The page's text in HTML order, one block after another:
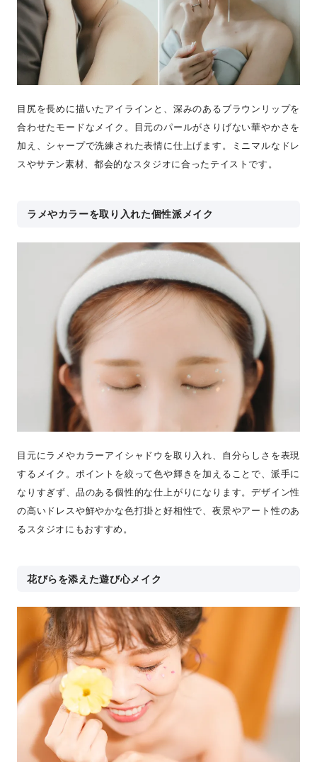
目尻を長めに描いたアイラインと、深みのあるブラウンリップを
合わせたモードなメイク。目元のパールがさりげない華やかさを
加え、シャープで洗練された表情に仕上げます。ミニマルなドレ
スやサテン素材、都会的なスタジオに合ったテイストです。
ラメやカラーを取り入れた個性派メイク
目元にラメやカラーアイシャドウを取り入れ、自分らしさを表現
するメイク。ポイントを絞って色や輝きを加えることで、派手に
なりすぎず、品のある個性的な仕上がりになります。デザイン性
の高いドレスや鮮やかな色打掛と好相性で、夜景やアート性のあ
るスタジオにもおすすめ。
花びらを添えた遊び心メイク